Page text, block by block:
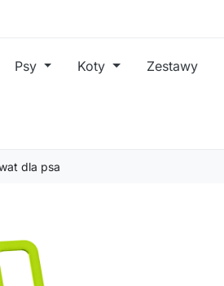
Psy Koty Zestawy
dla psa